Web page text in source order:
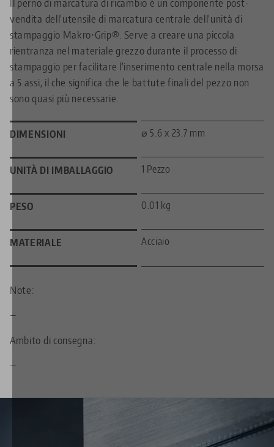
vendita dell'utensile di marcatura centrale dell'unità di
stampaggio Makro•Grip®. Serve a creare una piccola
rientranza nel materiale grezzo durante il processo di
stampaggio per facilitare l'inserimento centrale nella morsa
a 5 assi, il che significa che le battute finali del pezzo non
sono quasi più necessarie.
DIMENSIONI ⌀ 5.6 x 23.7 mm
UNITÀ DI IMBALLAGGIO 1 Pezzo
PESO 0.01 kg
MATERIALE Acciaio
Note:
—
Ambito di consegna:
—